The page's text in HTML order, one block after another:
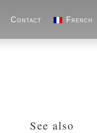
Contact French
See also